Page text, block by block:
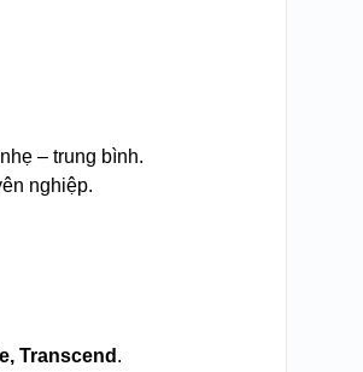
– trung bình.
nghiệp.
Transcend .